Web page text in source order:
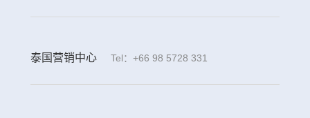
泰国营销中心 Tel：+66 98 5728 331